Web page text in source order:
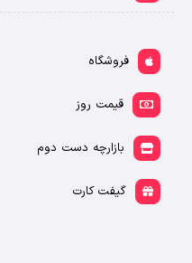
فروشگاه
قیمت روز
بازارچه دست دوم
گیفت کارت